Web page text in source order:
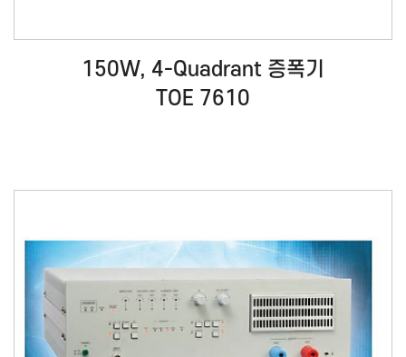
150W, 4-Quadrant 증폭기
TOE 7610